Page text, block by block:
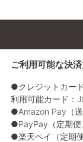
ご利用可能な決
●クレジットカー
利用可能カード：
●Amazon Pay（送
●PayPay（定期便
●楽天ペイ（定期